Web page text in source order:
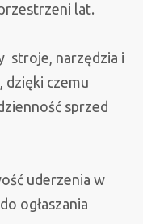
lat.
stroje, narzędzia i
dzięki czemu
sprzed
uderzenia w
ogłaszania